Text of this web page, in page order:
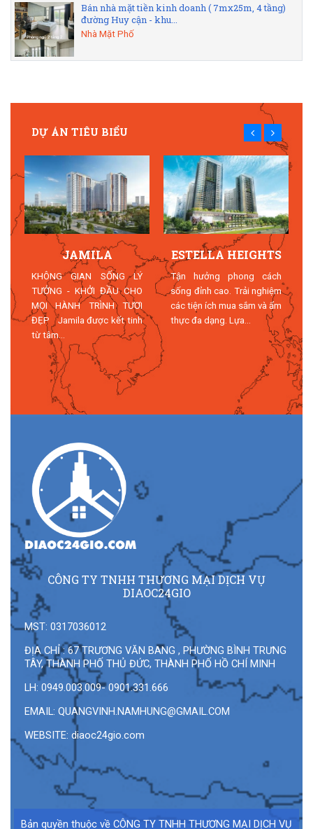
Bán nhà mặt tiền kinh doanh ( 7mx25m, 4 tầng)
đường Huy cận - khu...
Nhà Mặt Phố
DỰ ÁN TIÊU BIỂU
JAMILA
KHÔNG GIAN SỐNG LÝ
TƯỞNG - KHỞI ĐẦU CHO
MỌI HÀNH TRÌNH TƯƠI
ĐẸP Jamila được kết tinh
từ tâm...
ESTELLA HEIGHTS
Tận hưởng phong cách
sống đỉnh cao. Trải nghiệm
các tiện ích mua sắm và ẩm
thực đa dạng. Lựa...
CÔNG TY TNHH THƯƠNG MẠI DỊCH VỤ
DIAOC24GIO
MST: 0317036012
ĐỊA CHỈ : 67 TRƯƠNG VĂN BANG , PHƯỜNG BÌNH TRƯNG
TÂY, THÀNH PHỐ THỦ ĐỨC, THÀNH PHỐ HỒ CHÍ MINH
LH: 0949.003.009- 0901.331.666
EMAIL: QUANGVINH.NAMHUNG@GMAIL.COM
WEBSITE: diaoc24gio.com
Bản quyền thuộc về CÔNG TY TNHH THƯƠNG MẠI DỊCH VỤ